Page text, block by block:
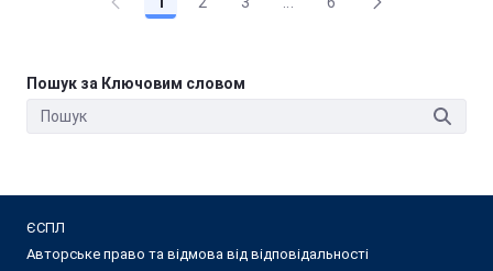
Пошук за Ключовим словом
ЄСПЛ
Авторське право та відмова від відповідальності